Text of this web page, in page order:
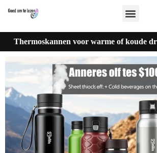
Thermoskannen voor warme of koude